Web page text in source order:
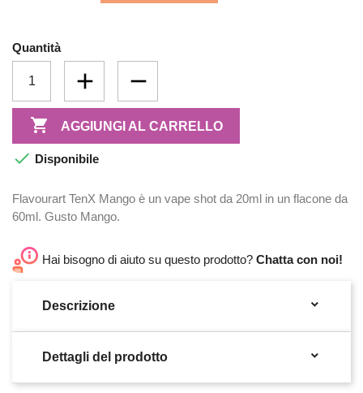
Quantità
 AGGIUNGI AL CARRELLO
 Disponibile
Flavourart TenX Mango è un vape shot da 20ml in un flacone da
60ml. Gusto Mango.
Hai bisogno di aiuto su questo prodotto? Chatta con noi!
Descrizione 
Dettagli del prodotto 